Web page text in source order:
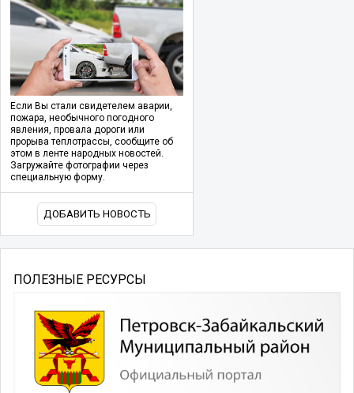
Если Вы стали свидетелем аварии,
пожара, необычного погодного
явления, провала дороги или
прорыва теплотрассы, сообщите об
этом в ленте народных новостей.
Загружайте фотографии через
специальную форму.
ДОБАВИТЬ НОВОСТЬ
ПОЛЕЗНЫЕ РЕСУРСЫ